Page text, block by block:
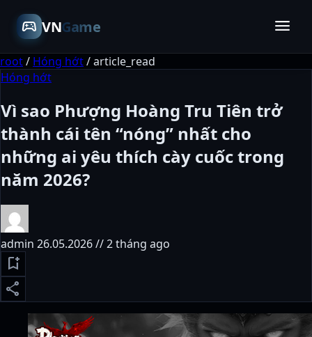
sports_esports VNGame menu
root/ Hóng hớt/article_read
Hóng hớt
Vì sao Phượng Hoàng Tru Tiên trở
thành cái tên “nóng” nhất cho
những ai yêu thích cày cuốc trong
năm 2026?
admin 26.05.2026 // 2 tháng ago
bookmark_add
share